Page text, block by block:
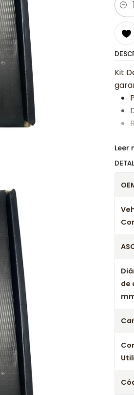
Kit
Leer
de